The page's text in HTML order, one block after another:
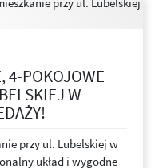
4-POKOJOWE
W
przy ul. Lubelskiej w
układ i wygodne